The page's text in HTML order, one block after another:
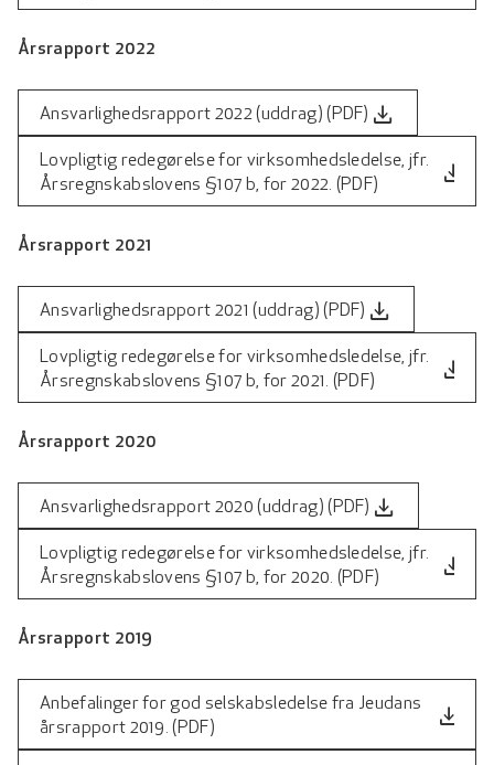
Årsrapport 2022
Ansvarlighedsrapport 2022 (uddrag) (PDF) file_download
Lovpligtig redegørelse for virksomhedsledelse, jfr.
Årsregnskabslovens §107 b, for 2022. (PDF)
file_download
Årsrapport 2021
Ansvarlighedsrapport 2021 (uddrag) (PDF) file_download
Lovpligtig redegørelse for virksomhedsledelse, jfr.
Årsregnskabslovens §107 b, for 2021. (PDF)
file_download
Årsrapport 2020
Ansvarlighedsrapport 2020 (uddrag) (PDF) file_download
Lovpligtig redegørelse for virksomhedsledelse, jfr.
Årsregnskabslovens §107 b, for 2020. (PDF)
file_download
Årsrapport 2019
Anbefalinger for god selskabsledelse fra Jeudans
årsrapport 2019. (PDF)
file_download